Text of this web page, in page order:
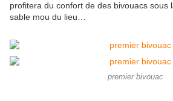
profitera du confort de des bivouacs sous
sable mou du lieu…
premier bivouac